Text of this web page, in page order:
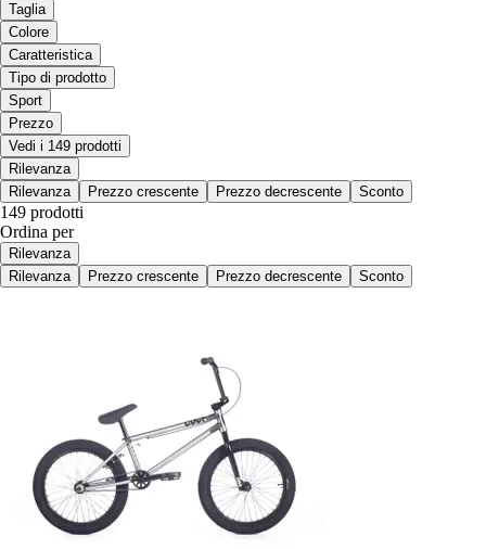
Taglia
Colore
Caratteristica
Tipo di prodotto
Sport
Prezzo
Vedi i 149 prodotti
Rilevanza
Rilevanza
Prezzo crescente Prezzo decrescente Sconto
149 prodotti
Ordina per
Rilevanza
Rilevanza
Prezzo crescente Prezzo decrescente Sconto